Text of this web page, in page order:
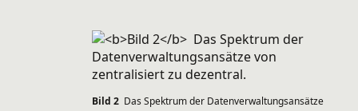
Bild 2 Das Spektrum der Datenverwaltungsansätze